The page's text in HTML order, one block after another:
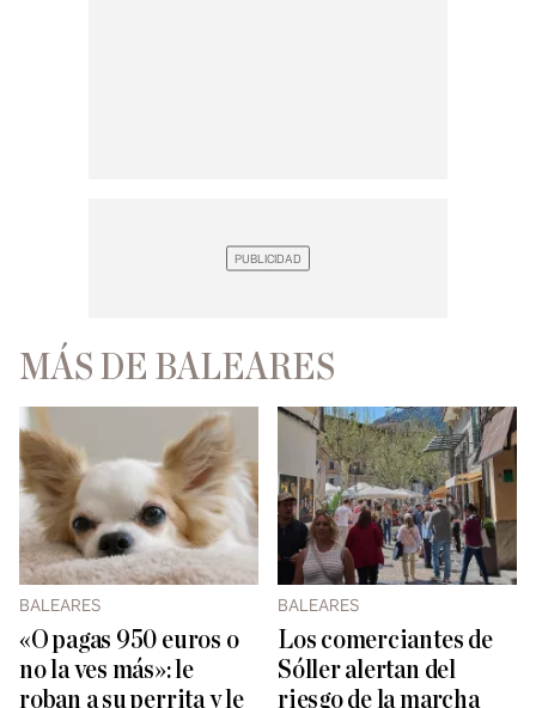
MÁS DE BALEARES
BALEARES
«O pagas 950 euros o
no la ves más»: le
roban a su perrita y le
BALEARES
Los comerciantes de
Sóller alertan del
riesgo de la marcha